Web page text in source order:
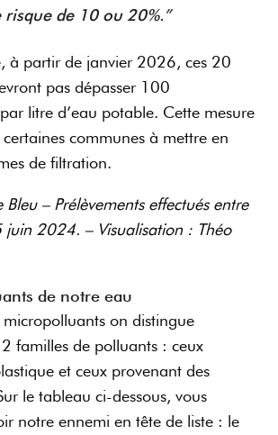
risque de 10 ou 20%.”
à partir de janvier 2026, ces 20
pas dépasser 100
litre d’eau potable. Cette mesure
communes à mettre en
de filtration.
Bleu – Prélèvements effectués entre
juin 2024. – Visualisation : Théo
de notre eau
on distingue
familles de polluants : ceux
et ceux provenant des
le tableau ci-dessous, vous
notre ennemi en tête de liste : le